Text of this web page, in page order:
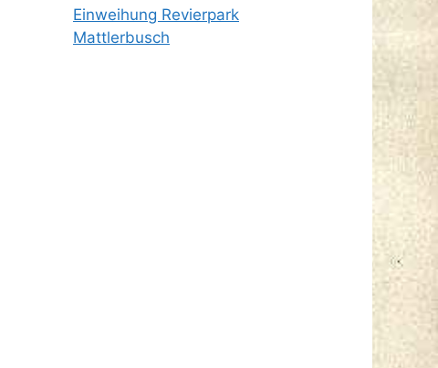
Einweihung Revierpark
Mattlerbusch